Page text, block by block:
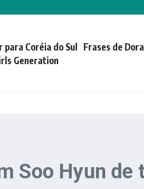
para Coréia do Sul Frases de
Generation
Soo Hyun